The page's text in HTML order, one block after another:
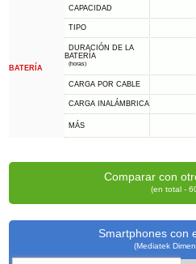
BATERÍA
CAPACIDAD
TIPO
DURACIÓN DE LA
BATERÍA
(horas)
CARGA POR CABLE
CARGA INALÁMBRICA
MÁS
Comparar con
(en total -
Smartphones con
(Mediatek